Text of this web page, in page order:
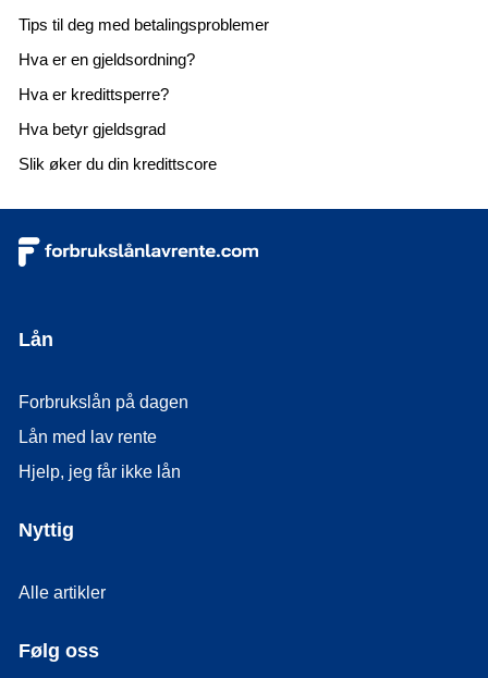
Tips til deg med betalingsproblemer
Hva er en gjeldsordning?
Hva er kredittsperre?
Hva betyr gjeldsgrad
Slik øker du din kredittscore
Lån
Forbrukslån på dagen
Lån med lav rente
Hjelp, jeg får ikke lån
Nyttig
Alle artikler
Følg oss